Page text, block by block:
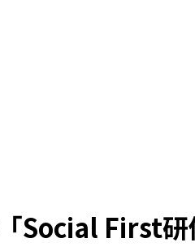
Social First